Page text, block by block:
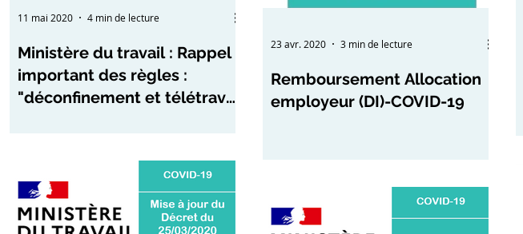
Ministère du travail : Rappel
important des règles :
"déconfinement et télétravail
11 mai 2020 4 min de lecture
Remboursement Allocation
employeur (DI)-COVID-19
23 avr. 2020 3 min de lecture